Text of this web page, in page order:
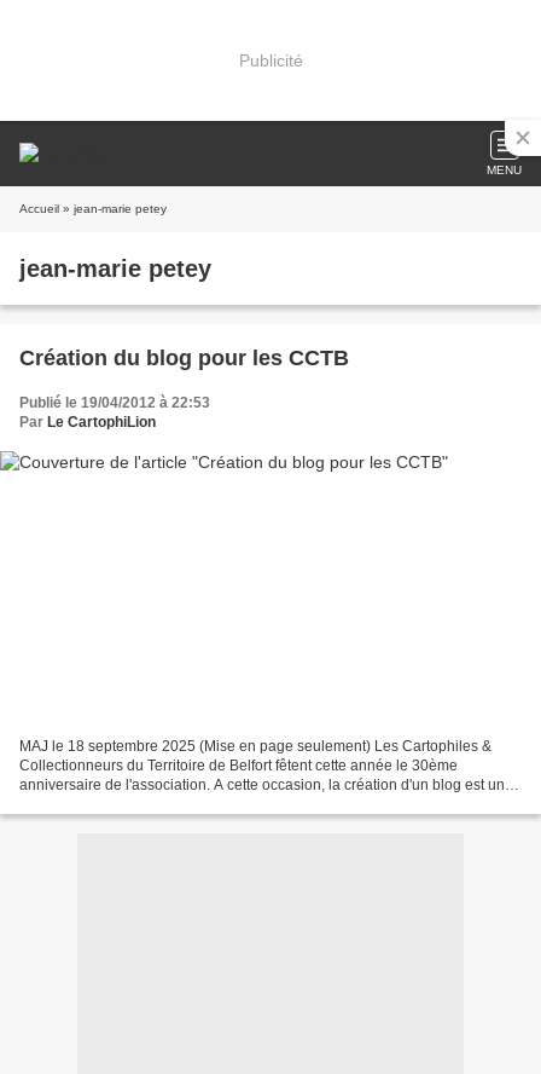
Publicité
MENU
Accueil » jean-marie petey
jean-marie petey
Création du blog pour les CCTB
Publié le 19/04/2012 à 22:53
Par Le CartophiLion
MAJ le 18 septembre 2025 (Mise en page seulement) Les Cartophiles &
Collectionneurs du Territoire de Belfort fêtent cette année le 30ème
anniversaire de l'association. A cette occasion, la création d'un blog est un